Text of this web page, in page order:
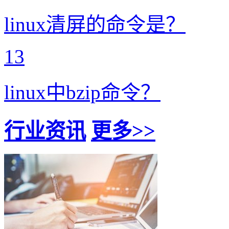
linux清屏的命令是？
13
linux中bzip命令？
行业资讯 更多>>